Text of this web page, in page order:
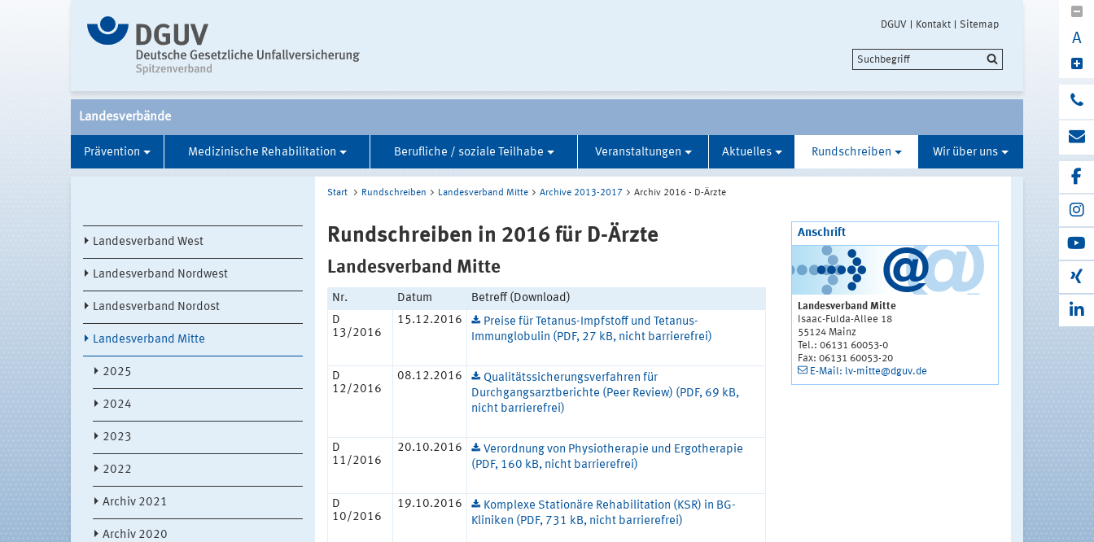
DGUV Kontakt Sitemap
A
Landesverbände
Prävention Medizinische Rehabilitation Berufliche / soziale Teilhabe Veranstaltungen Aktuelles Rundschreiben Wir über uns
Landesverband West
Landesverband Nordwest
Landesverband Nordost
Landesverband Mitte
2025
2024
2023
2022
Archiv 2021
Archiv 2020
Start Rundschreiben Landesverband Mitte Archive 2013-2017 Archiv 2016 - D-Ärzte
Rundschreiben in 2016 für D-Ärzte
Landesverband Mitte
Nr. Datum
Betreff (Download)
D
13/2016
15.12.2016
Preise für Tetanus-Impfstoff und Tetanus-
Immunglobulin (PDF, 27 kB, nicht barrierefrei)
D
12/2016
08.12.2016
Qualitätssicherungsverfahren für
Durchgangsarztberichte (Peer Review) (PDF, 69 kB,
nicht barrierefrei)
D
11/2016
20.10.2016
Verordnung von Physiotherapie und Ergotherapie
(PDF, 160 kB, nicht barrierefrei)
D
10/2016
19.10.2016
Komplexe Stationäre Rehabilitation (KSR) in BG-
Kliniken (PDF, 731 kB, nicht barrierefrei)
Anschrift
Landesverband Mitte
Isaac-Fulda-Allee 18
55124 Mainz
Tel.: 06131 60053-0
Fax: 06131 60053-20
E-Mail: lv-mitte@dguv.de